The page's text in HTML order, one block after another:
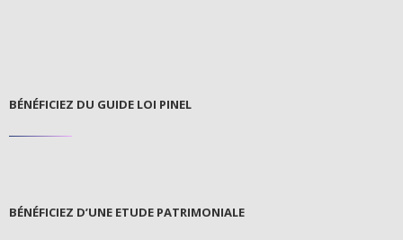
BÉNÉFICIEZ DU GUIDE LOI PINEL
BÉNÉFICIEZ D’UNE ETUDE PATRIMONIALE